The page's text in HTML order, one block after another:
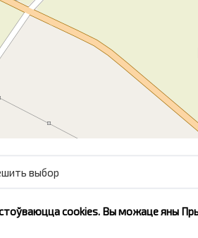
выбор
cookies. Вы можаце яны